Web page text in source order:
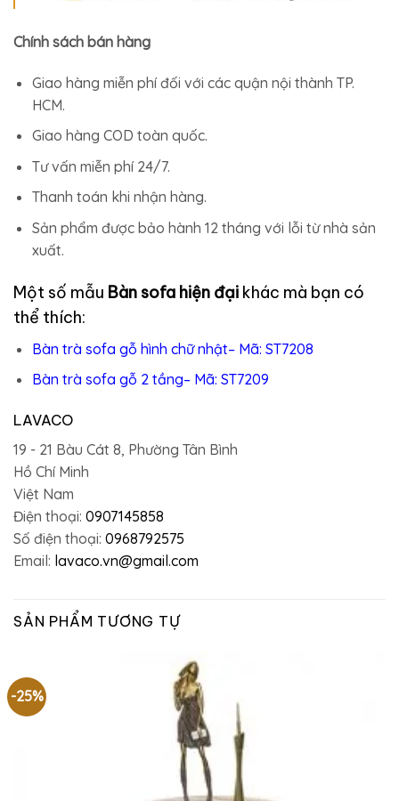
Chính sách bán hàng
Giao hàng miễn phí đối với các quận nội thành TP.
HCM.
Giao hàng COD toàn quốc.
Tư vấn miễn phí 24/7.
Thanh toán khi nhận hàng.
Sản phẩm được bảo hành 12 tháng với lỗi từ nhà sản
xuất.
Một số mẫu Bàn sofa hiện đại khác mà bạn có
thể thích:
Bàn trà sofa gỗ hình chữ nhật– Mã: ST7208
Bàn trà sofa gỗ 2 tầng– Mã: ST7209
LAVACO
19 - 21 Bàu Cát 8, Phường Tân Bình
Hồ Chí Minh
Việt Nam
Điện thoại: 0907145858
Số điện thoại: 0968792575
Email: lavaco.vn@gmail.com
SẢN PHẨM TƯƠNG TỰ
-25%